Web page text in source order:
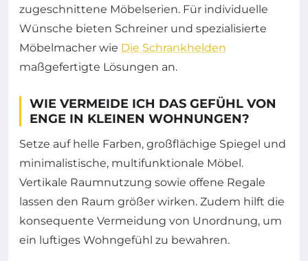
zugeschnittene Möbelserien. Für individuelle
Wünsche bieten Schreiner und spezialisierte
Möbelmacher wie Die Schrankhelden
maßgefertigte Lösungen an.
WIE VERMEIDE ICH DAS GEFÜHL VON
ENGE IN KLEINEN WOHNUNGEN?
Setze auf helle Farben, großflächige Spiegel und
minimalistische, multifunktionale Möbel.
Vertikale Raumnutzung sowie offene Regale
lassen den Raum größer wirken. Zudem hilft die
konsequente Vermeidung von Unordnung, um
ein luftiges Wohngefühl zu bewahren.